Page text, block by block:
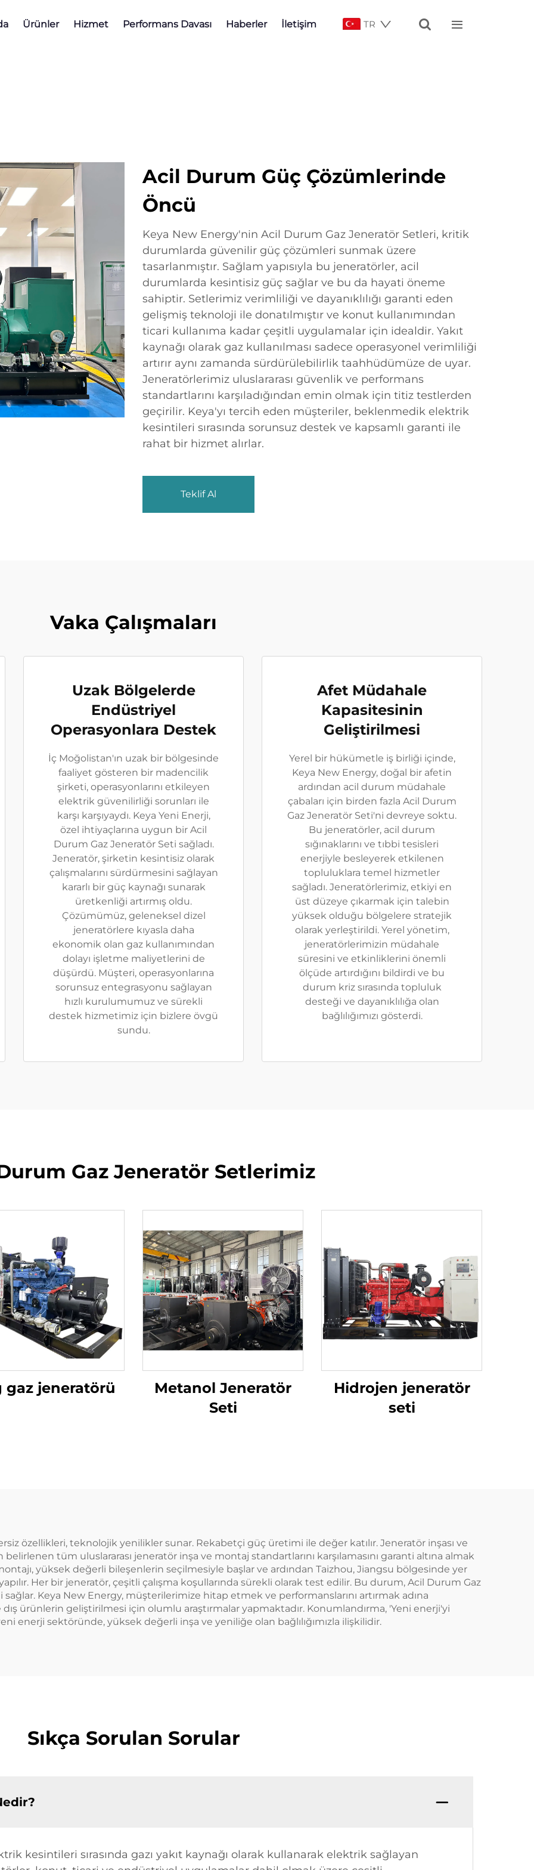
Ürünler Hizmet Performans Davası Haberler İletişim TR  
Acil Durum Güç Çözümlerinde
Öncü
Keya New Energy'nin Acil Durum Gaz Jeneratör Setleri, kritik
durumlarda güvenilir güç çözümleri sunmak üzere
tasarlanmıştır. Sağlam yapısıyla bu jeneratörler, acil
durumlarda kesintisiz güç sağlar ve bu da hayati öneme
sahiptir. Setlerimiz verimliliği ve dayanıklılığı garanti eden
gelişmiş teknoloji ile donatılmıştır ve konut kullanımından
ticari kullanıma kadar çeşitli uygulamalar için idealdir. Yakıt
kaynağı olarak gaz kullanılması sadece operasyonel verimliliği
artırır aynı zamanda sürdürülebilirlik taahhüdümüze de uyar.
Jeneratörlerimiz uluslararası güvenlik ve performans
standartlarını karşıladığından emin olmak için titiz testlerden
geçirilir. Keya'yı tercih eden müşteriler, beklenmedik elektrik
kesintileri sırasında sorunsuz destek ve kapsamlı garanti ile
rahat bir hizmet alırlar.
Teklif Al
Vaka Çalışmaları
Uzak Bölgelerde
Endüstriyel
Operasyonlara Destek
İç Moğolistan'ın uzak bir bölgesinde
faaliyet gösteren bir madencilik
şirketi, operasyonlarını etkileyen
elektrik güvenilirliği sorunları ile
karşı karşıyaydı. Keya Yeni Enerji,
özel ihtiyaçlarına uygun bir Acil
Durum Gaz Jeneratör Seti sağladı.
Jeneratör, şirketin kesintisiz olarak
çalışmalarını sürdürmesini sağlayan
kararlı bir güç kaynağı sunarak
üretkenliği artırmış oldu.
Çözümümüz, geleneksel dizel
jeneratörlere kıyasla daha
ekonomik olan gaz kullanımından
dolayı işletme maliyetlerini de
düşürdü. Müşteri, operasyonlarına
sorunsuz entegrasyonu sağlayan
hızlı kurulumumuz ve sürekli
destek hizmetimiz için bizlere övgü
sundu.
Afet Müdahale
Kapasitesinin
Geliştirilmesi
Yerel bir hükümetle iş birliği içinde,
Keya New Energy, doğal bir afetin
ardından acil durum müdahale
çabaları için birden fazla Acil Durum
Gaz Jeneratör Seti'ni devreye soktu.
Bu jeneratörler, acil durum
sığınaklarını ve tıbbi tesisleri
enerjiyle besleyerek etkilenen
topluluklara temel hizmetler
sağladı. Jeneratörlerimiz, etkiyi en
üst düzeye çıkarmak için talebin
yüksek olduğu bölgelere stratejik
olarak yerleştirildi. Yerel yönetim,
jeneratörlerimizin müdahale
süresini ve etkinliklerini önemli
ölçüde artırdığını bildirdi ve bu
durum kriz sırasında topluluk
desteği ve dayanıklılığa olan
bağlılığımızı gösterdi.
Gaz Jeneratör Setlerimiz
gaz jeneratörü
Metanol Jeneratör
Seti
Hidrojen jeneratör
seti
özellikleri, teknolojik yenilikler sunar. Rekabetçi güç üretimi ile değer katılır. Jeneratör inşası ve
tüm uluslararası jeneratör inşa ve montaj standartlarını karşılamasını garanti altına almak
yüksek değerli bileşenlerin seçilmesiyle başlar ve ardından Taizhou, Jiangsu bölgesinde yer
Her bir jeneratör, çeşitli çalışma koşullarında sürekli olarak test edilir. Bu durum, Acil Durum Gaz
Keya New Energy, müşterilerimize hitap etmek ve performanslarını artırmak adına
ürünlerin geliştirilmesi için olumlu araştırmalar yapmaktadır. Konumlandırma, 'Yeni enerji'yi
enerji sektöründe, yüksek değerli inşa ve yeniliğe olan bağlılığımızla ilişkilidir.
Sıkça Sorulan Sorular
kesintileri sırasında gazı yakıt kaynağı olarak kullanarak elektrik sağlayan